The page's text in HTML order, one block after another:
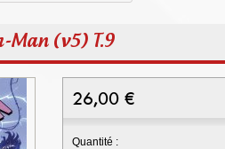
Man (v5) T.9
26,00 €
Quantité :